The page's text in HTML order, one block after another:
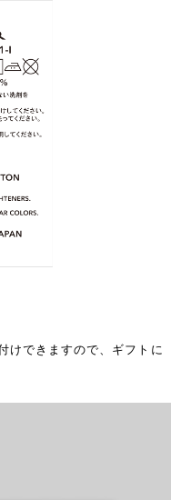
けできますので、ギフトに